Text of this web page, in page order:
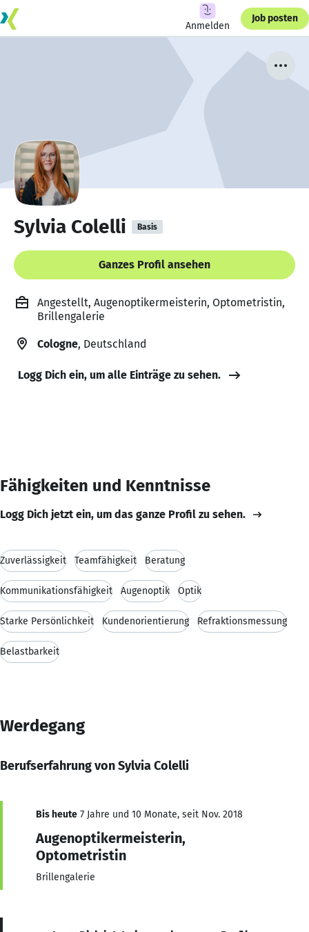
Anmelden
Job posten
Sylvia Colelli Basis
Ganzes Profil ansehen
Angestellt, Augenoptikermeisterin, Optometristin,
Brillengalerie
Cologne, Deutschland
Logg Dich ein, um alle Einträge zu sehen.
Fähigkeiten und Kenntnisse
Logg Dich jetzt ein, um das ganze Profil zu sehen.
Zuverlässigkeit Teamfähigkeit Beratung
Kommunikationsfähigkeit Augenoptik Optik
Starke Persönlichkeit Kundenorientierung Refraktionsmessung
Belastbarkeit
Werdegang
Berufserfahrung von Sylvia Colelli
Bis heute 7 Jahre und 10 Monate, seit Nov. 2018
Augenoptikermeisterin,
Optometristin
Brillengalerie